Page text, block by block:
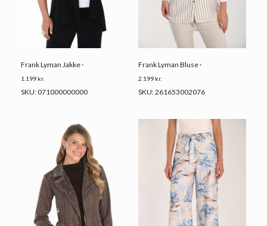
Frank Lyman Jakke ·
1.199 kr.
SKU: 071000000000
Frank Lyman Bluse ·
2.199 kr.
SKU: 261653002076